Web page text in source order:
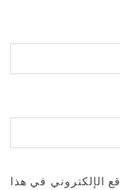
الإلكتروني في هذا